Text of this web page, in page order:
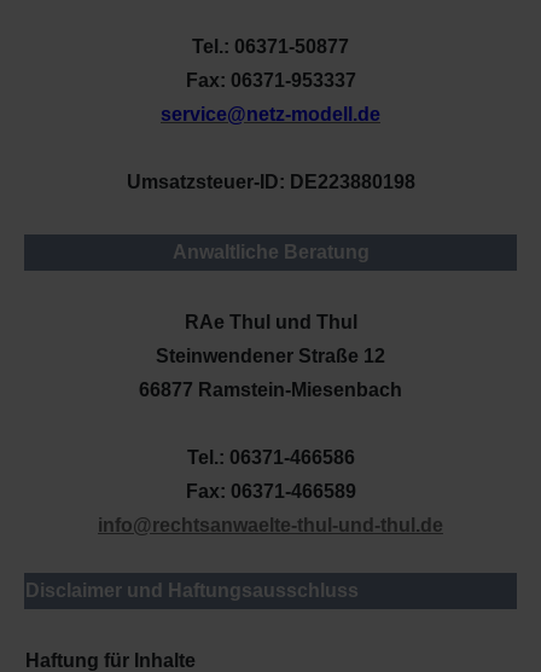
Tel.: 06371-50877
Fax: 06371-953337
service@netz-modell.de
Umsatzsteuer-ID: DE223880198
Anwaltliche Beratung
RAe Thul und Thul
Steinwendener Straße 12
66877 Ramstein-Miesenbach
Tel.: 06371-466586
Fax: 06371-466589
info@rechtsanwaelte-thul-und-thul.de
Disclaimer und Haftungsausschluss
Haftung für Inhalte